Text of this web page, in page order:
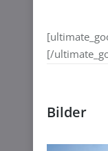
[/
Bilder